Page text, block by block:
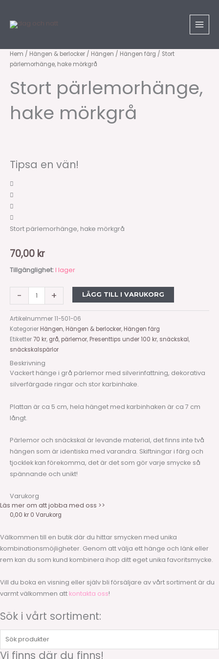
innehåll
Hem / Hängen & berlocker / Hängen / Hängen färg / Stort
pärlemorhänge, hake mörkgrå
Stort pärlemorhänge,
hake mörkgrå
Tipsa en vän!
Stort pärlemorhänge, hake mörkgrå
70,00 kr
Tillgänglighet:I lager
-
Stort
pärlemorhänge,
mörkgrå
+ LÄGG TILL I VARUKORG
Artikelnummer11-501-06
Kategorier Hängen, Hängen & berlocker, Hängen färg
Etiketter70 kr, grå, pärlemor, Presenttips under 100 kr, snäckskal,
snäckskalspärlor
Beskrivning
Vackert hänge i grå pärlemor med silverinfattning, dekorativa
silverfärgade ringar och stor karbinhake.
Plattan är ca 5 cm, hela hänget med karbinhaken är ca 7 cm
långt.
Pärlemor och snäckskal är levande material, det finns inte två
hängen som är identiska med varandra. Skiftningar i färg och
tjocklek kan förekomma, det är det som gör varje smycke så
spännande och unikt!
Varukorg
Läs mer om att jobba med oss >>
0,00 kr 0 Varukorg
Välkommen till en butik där du hittar smycken med unika
kombinationsmöjligheter. Genom att välja ett hänge och länk eller
rem kan du som kund kombinera ihop ditt eget unika favoritsmycke.
Vill du boka en visning eller själv bli försäljare av vårt sortiment är du
varmt välkommen att kontakta oss!
Sök i vårt sortiment:
Sök
Vi finns där du finns!